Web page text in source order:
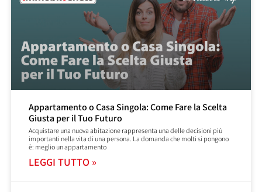
Appartamento o Casa Singola: Come Fare la Scelta
Giusta per il Tuo Futuro
Acquistare una nuova abitazione rappresenta una delle decisioni più
importanti nella vita di una persona. La domanda che molti si pongono
è: meglio un appartamento
LEGGI TUTTO »